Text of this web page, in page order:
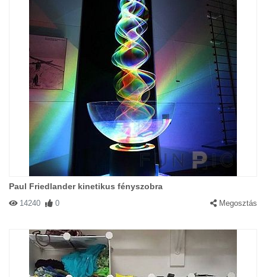
Paul Friedlander kinetikus fényszobra
14240 0 Megosztás